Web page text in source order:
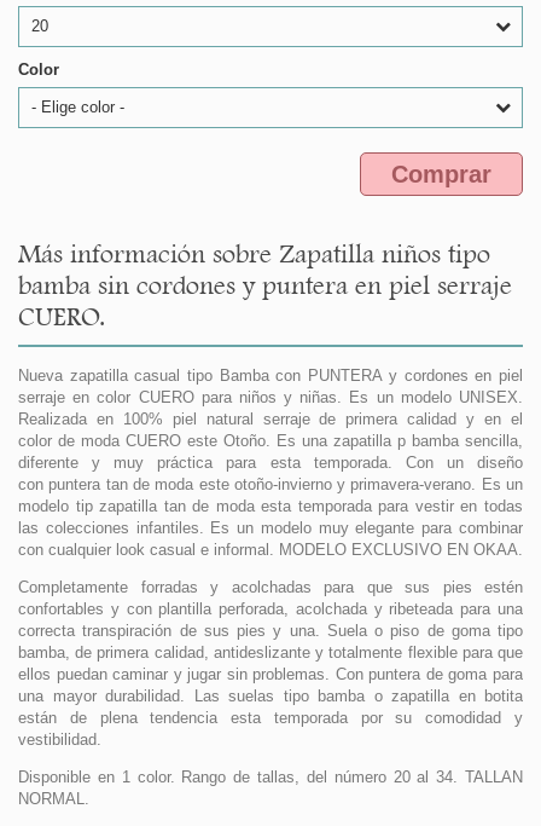
20
Color
- Elige color -
Comprar
Más información sobre Zapatilla niños tipo
bamba sin cordones y puntera en piel serraje
CUERO.
Nueva zapatilla casual tipo Bamba con PUNTERA y cordones en piel
serraje en color CUERO para niños y niñas. Es un modelo UNISEX.
Realizada en 100% piel natural serraje de primera calidad y en el
color de moda CUERO este Otoño. Es una zapatilla p bamba sencilla,
diferente y muy práctica para esta temporada. Con un diseño
con puntera tan de moda este otoño-invierno y primavera-verano. Es un
modelo tip zapatilla tan de moda esta temporada para vestir en todas
las colecciones infantiles. Es un modelo muy elegante para combinar
con cualquier look casual e informal. MODELO EXCLUSIVO EN OKAA.
Completamente forradas y acolchadas para que sus pies estén
confortables y con plantilla perforada, acolchada y ribeteada para una
correcta transpiración de sus pies y una. Suela o piso de goma tipo
bamba, de primera calidad, antideslizante y totalmente flexible para que
ellos puedan caminar y jugar sin problemas. Con puntera de goma para
una mayor durabilidad. Las suelas tipo bamba o zapatilla en botita
están de plena tendencia esta temporada por su comodidad y
vestibilidad.
Disponible en 1 color. Rango de tallas, del número 20 al 34. TALLAN
NORMAL.